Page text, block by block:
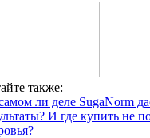
также:
ли деле SugaNorm
И где купить не